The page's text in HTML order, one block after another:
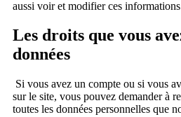
aussi voir et modifier ces
Les droits que vous
données
Si vous avez un compte ou si vous
sur le site, vous pouvez demander à
toutes les données personnelles que